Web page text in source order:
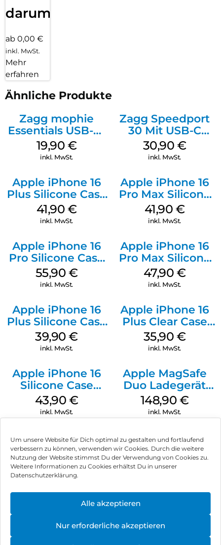
Um unsere Website für Dich optimal zu gestalten und fortlaufend
verbessern zu können, verwenden wir Cookies. Durch die weitere
Nutzung der Website stimmst Du der Verwendung von Cookies zu.
Weitere Informationen zu Cookies erhältst Du in unserer
Datenschutzerklärung.
Alle akzeptieren
Nur erforderliche akzeptieren
darum!
ab 0,00 €
inkl. MwSt.
Mehr
erfahren
Ähnliche Produkte
Zagg mophie
Essentials USB-C-
20W Charger PD
Weiß
19,90 €
inkl. MwSt.
Zagg Speedport
30 Mit USB-C
Kabel Weiß
30,90 €
inkl. MwSt.
Apple iPhone 16
Plus Silicone Case
MagSafe Stone
Gray
41,90 €
inkl. MwSt.
Apple iPhone 16
Pro Max Silicone
Case MagSafe
Ultramarine
41,90 €
inkl. MwSt.
Apple iPhone 16
Pro Silicone Case
MagSafe Stone
Gray
55,90 €
inkl. MwSt.
Apple iPhone 16
Pro Max Silicone
Case MagSafe
Black
47,90 €
inkl. MwSt.
Apple iPhone 16
Plus Silicone Case
MagSafe Plum
39,90€
inkl. MwSt.
Apple iPhone 16
Plus Clear Case
MagSafe
Transparent
35,90 €
inkl. MwSt.
Apple iPhone 16
Silicone Case
MagSafe Plum
43,90 €
inkl. MwSt.
Apple MagSafe
Duo Ladegerät
Weiß
148,90 €
inkl. MwSt.
Impressum
Hinweis zur Batterieentsorgung